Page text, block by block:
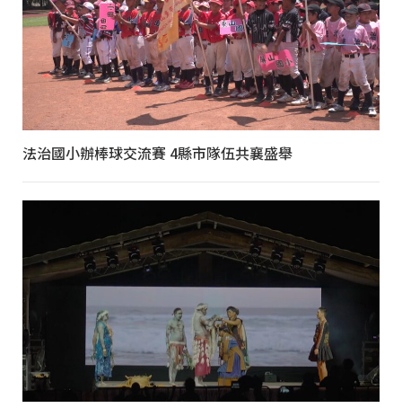
法治國小辦棒球交流賽 4縣市隊伍共襄盛舉